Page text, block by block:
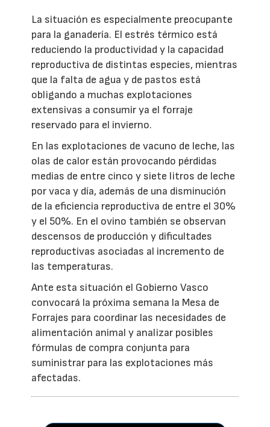
La situación es especialmente preocupante
para la ganadería. El estrés térmico está
reduciendo la productividad y la capacidad
reproductiva de distintas especies, mientras
que la falta de agua y de pastos está
obligando a muchas explotaciones
extensivas a consumir ya el forraje
reservado para el invierno.
En las explotaciones de vacuno de leche, las
olas de calor están provocando pérdidas
medias de entre cinco y siete litros de leche
por vaca y día, además de una disminución
de la eficiencia reproductiva de entre el 30%
y el 50%. En el ovino también se observan
descensos de producción y dificultades
reproductivas asociadas al incremento de
las temperaturas.
Ante esta situación el Gobierno Vasco
convocará la próxima semana la Mesa de
Forrajes para coordinar las necesidades de
alimentación animal y analizar posibles
fórmulas de compra conjunta para
suministrar para las explotaciones más
afectadas.